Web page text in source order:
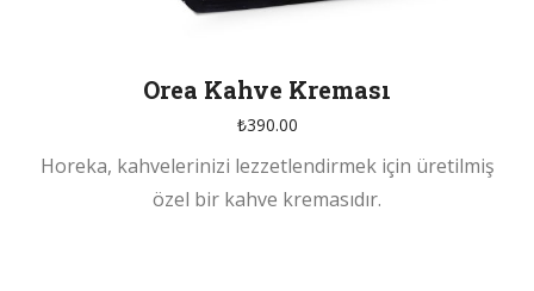
Orea Kahve Kreması
₺390.00
Horeka, kahvelerinizi lezzetlendirmek için üretilmiş
özel bir kahve kremasıdır.